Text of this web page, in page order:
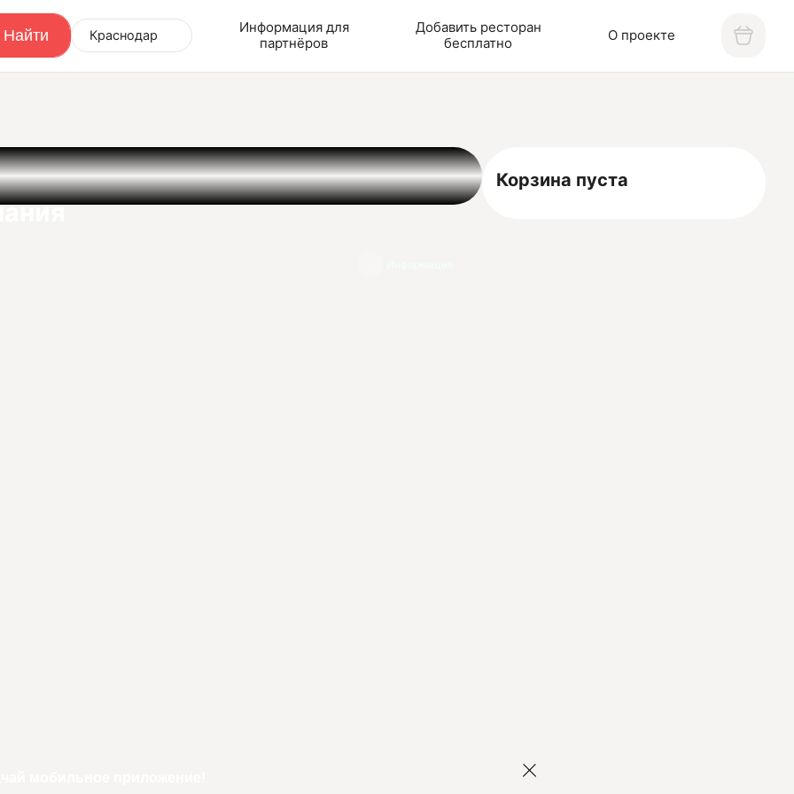
Краснодар
Информация для
партнёров
Добавить ресторан
бесплатно
О проекте
Корзина пуста